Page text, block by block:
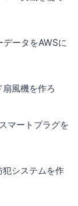
ータをAWSに
風機を作ろ
マートプラグを
システムを作